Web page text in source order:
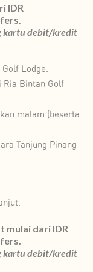
IDR
kartu debit/kredit
Lodge.
Ria Bintan Golf
malam (beserta
Tanjung Pinang
mulai dari IDR
kartu debit/kredit